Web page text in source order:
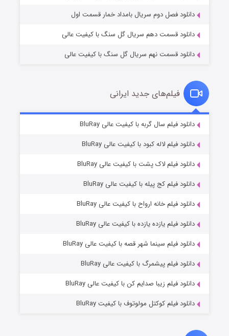
قسمت۷ (زیرنویس) منتشر شد
دانلود فصل دوم سریال بامداد خمار قسمت اول
دانلود قسمت دهم سریال گل سنگ با کیفیت عالی
دانلود قسمت نهم سریال گل سنگ با کیفیت عالی
فیلم‌های جدید ایرانی
دانلود فیلم سال گربه با کیفیت عالی BluRay
دانلود فیلم لاله کبود با کیفیت عالی BluRay
دانلود فیلم لاک پشت با کیفیت عالی BluRay
دانلود فیلم کج‌ پیله با کیفیت عالی BluRay
دانلود فیلم خانه ارواح با کیفیت عالی BluRay
دانلود فیلم یازده یازده با کیفیت عالی BluRay
دانلود فیلم سینما شهر قصه با کیفیت عالی BluRay
دانلود فیلم پیشمرگ با کیفیت عالی BluRay
دانلود فیلم زیبا صدایم کن با کیفیت عالی BluRay
دانلود فیلم کوکتل مولوتوف با کیفیت BluRay